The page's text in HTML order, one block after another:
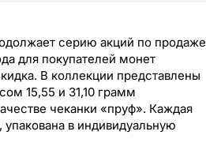
серию акций по продаже
для покупателей монет
В коллекции представлены
15,55 и 31,10 грамм
чеканки «пруф». Каждая
в индивидуальную